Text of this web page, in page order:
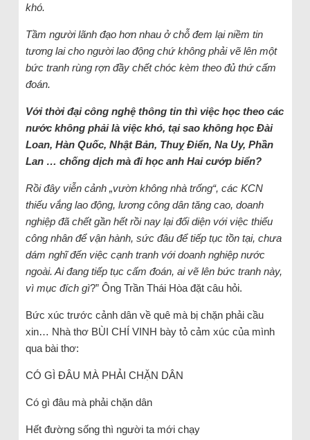
khó.
Tầm người lãnh đạo hơn nhau ở chỗ đem lại niềm tin
tương lai cho người lao động chứ không phải vẽ lên một
bức tranh rùng rợn đầy chết chóc kèm theo đủ thứ cấm
đoán.
Với thời đại công nghệ thông tin thì việc học theo các
nước không phải là việc khó, tại sao không học Đài
Loan, Hàn Quốc, Nhật Bản, Thuỵ Điển, Na Uy, Phần
Lan … chống dịch mà đi học anh Hai cướp biển?
Rồi đây viễn cảnh „vườn không nhà trống“, các KCN
thiếu vắng lao động, lương công dân tăng cao, doanh
nghiệp đã chết gần hết rồi nay lại đối diện với việc thiếu
công nhân để vận hành, sức đâu để tiếp tục tồn tại, chưa
dám nghĩ đến việc cạnh tranh với doanh nghiệp nước
ngoài. Ai đang tiếp tục cấm đoán, ai vẽ lên bức tranh này,
vì mục đích gì?” Ông Trần Thái Hòa đặt câu hỏi.
Bức xúc trước cảnh dân về quê mà bị chặn phải cầu
xin… Nhà thơ BÙI CHÍ VINH bày tỏ cảm xúc của mình
qua bài thơ:
CÓ GÌ ĐÂU MÀ PHẢI CHẶN DÂN
Có gì đâu mà phải chặn dân
Hết đường sống thì người ta mới chạy